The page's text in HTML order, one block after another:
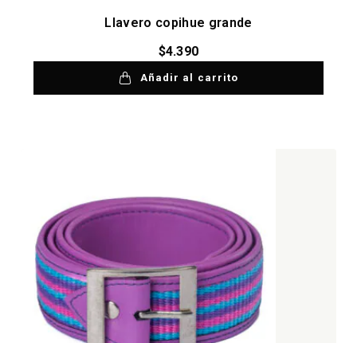
Llavero copihue grande
$4.390
Añadir al carrito